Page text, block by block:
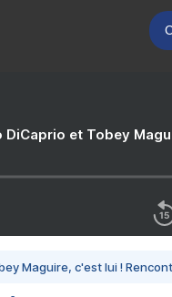
DiCaprio et Tobey
Maguire, c'est lui !